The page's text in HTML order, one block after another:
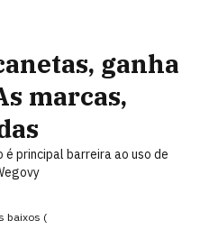
ganha
marcas,
principal barreira ao uso de
baixos (